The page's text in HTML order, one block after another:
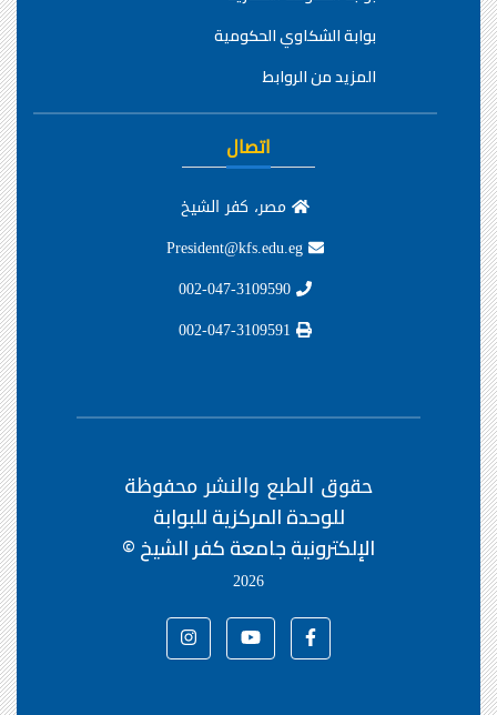
بوابة الشكاوي الحكومية
المزيد من الروابط
اتصال
مصر، كفر الشيخ
حقوق الطبع والنشر محفوظة
للوحدة المركزية للبوابة
الإلكترونية جامعة كفر الشيخ ©
2026